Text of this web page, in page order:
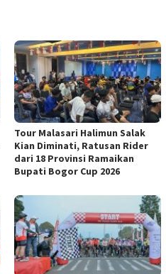
Tour Malasari Halimun Salak
Kian Diminati, Ratusan Rider
dari 18 Provinsi Ramaikan
Bupati Bogor Cup 2026